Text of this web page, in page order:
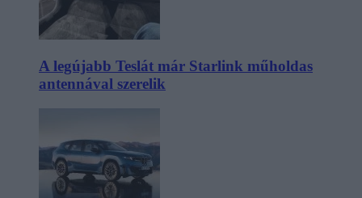
A legújabb Teslát már Starlink műholdas
antennával szerelik